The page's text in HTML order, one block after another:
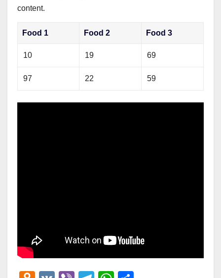
content.
Food 1 Food 2 Food 3
10 19 69
97 22 59